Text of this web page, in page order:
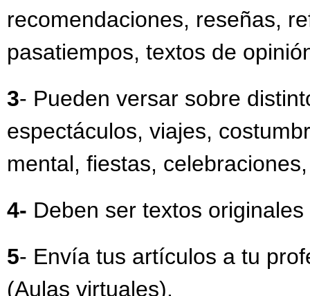
recomendaciones, reseñas,
pasatiempos, textos de
3- Pueden versar sobre
espectáculos, viajes,
mental, fiestas,
4- Deben ser textos
5- Envía tus artículos a tu
(Aulas virtuales).